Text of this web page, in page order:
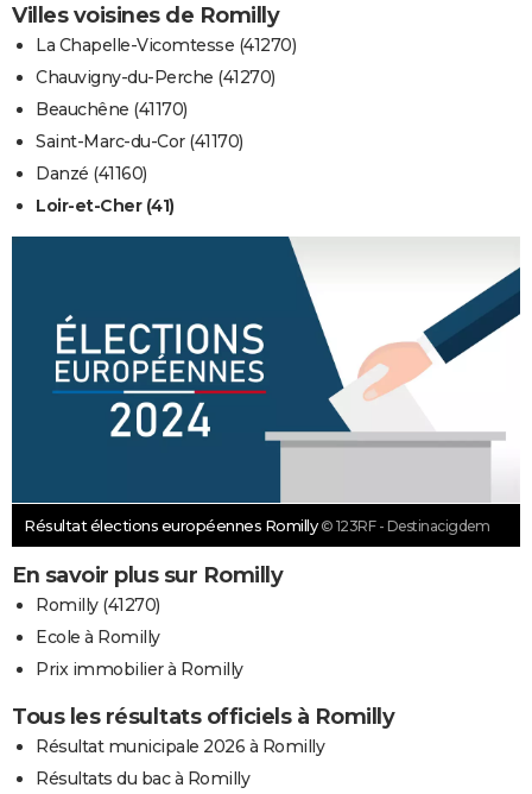
Villes voisines de Romilly
La Chapelle-Vicomtesse (41270)
Chauvigny-du-Perche (41270)
Beauchêne (41170)
Saint-Marc-du-Cor (41170)
Danzé (41160)
Loir-et-Cher (41)
Résultat élections européennes Romilly © 123RF - Destinacigdem
En savoir plus sur Romilly
Romilly (41270)
Ecole à Romilly
Prix immobilier à Romilly
Tous les résultats officiels à Romilly
Résultat municipale 2026 à Romilly
Résultats du bac à Romilly